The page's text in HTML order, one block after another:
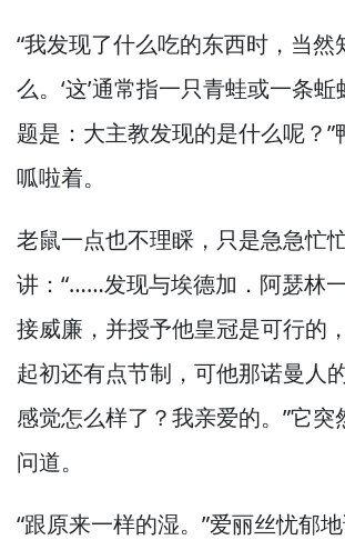
“我发现了什么吃的东西时， 当然
么。 ‘这’通常指一只青蛙或一条蚯
题是：大主教发现的是什么呢？”
呱啦着。
老鼠一点也不理睬， 只是急急忙
讲：“……发现与埃德加．阿瑟林
接威廉， 并授予他皇冠是可行的，
起初还有点节制， 可他那诺曼人
感觉怎么样了？我亲爱的。”它突
问道。
“跟原来一样的湿。”爱丽丝忧郁地